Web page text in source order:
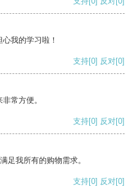
我的学习啦！
支持[0] 反对[0]
常方便。
支持[0] 反对[0]
足我所有的购物需求。
支持[0] 反对[0]